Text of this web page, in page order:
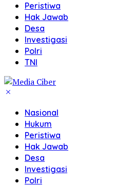
Peristiwa
Hak Jawab
Desa
Investigasi
Polri
TNI
Nasional
Hukum
Peristiwa
Hak Jawab
Desa
Investigasi
Polri